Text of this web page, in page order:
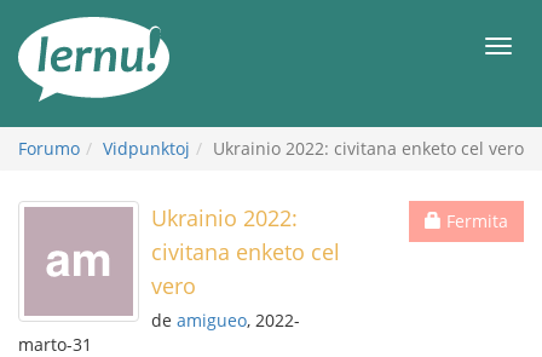
enhavo
Forumo Vidpunktoj Ukrainio 2022: civitana enketo cel vero
Fermita
Ukrainio 2022:
civitana enketo cel
vero
de amigueo, 2022-
marto-31